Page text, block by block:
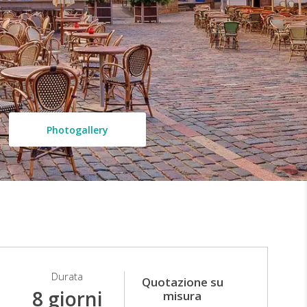
Photogallery
Durata
8 giorni
Quotazione su
misura